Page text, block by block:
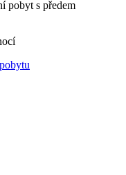
pobyt s předem